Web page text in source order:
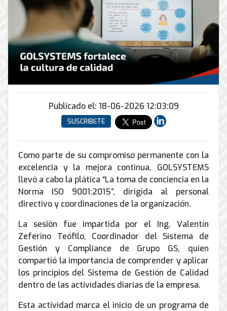
INFRAESTRUCTURA
Soporte
informático
Remoto
y
en
Sitio
Hiperconvergencia
Correo
Electrónico
conmutadores
análogos
Enlaces
Inalámbricos
Instalación
Mantenimiento
Arriostradas
Equipos
para
videoconferencias
Renta
de
Servicio
de
Internet
y
peatonal
Automatización
y
Domótica
Porteros
Interfonos
Tierra
física
y
pararrayos
Conector
de
envío
Antispam
Ciberseguridad
en
de
Computo
&
Almacenamiento
Publicado el: 18-06-2026 12:03:09
SUSCRIBETE
Como parte de su compromiso permanente con la
excelencia y la mejora continua, GOLSYSTEMS
llevó a cabo la plática “La toma de conciencia en la
Norma ISO 9001:2015”, dirigida al personal
directivo y coordinaciones de la organización.
La sesión fue impartida por el Ing. Valentín
Zeferino Teófilo, Coordinador del Sistema de
Gestión y Compliance de Grupo GS, quien
compartió la importancia de comprender y aplicar
los principios del Sistema de Gestión de Calidad
dentro de las actividades diarias de la empresa.
Esta actividad marca el inicio de un programa de